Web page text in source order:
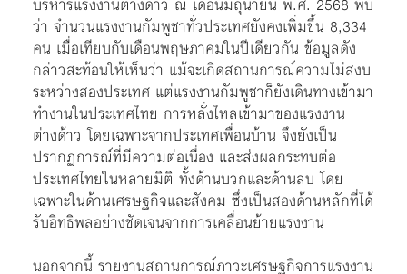
บริหารแรงงานต่างด้าว ณ เดือนมิถุนายน พ.ศ. 2568 พบ
ว่า จำนวนแรงงานกัมพูชาทั่วประเทศยังคงเพิ่มขึ้น 8,334
คน เมื่อเทียบกับเดือนพฤษภาคมในปีเดียวกัน ข้อมูลดัง
กล่าวสะท้อนให้เห็นว่า แม้จะเกิดสถานการณ์ความไม่สงบ
ระหว่างสองประเทศ แต่แรงงานกัมพูชาก็ยังเดินทางเข้ามา
ทำงานในประเทศไทย การหลั่งไหลเข้ามาของแรงงาน
ต่างด้าว โดยเฉพาะจากประเทศเพื่อนบ้าน จึงยังเป็น
ปรากฏการณ์ที่มีความต่อเนื่อง และส่งผลกระทบต่อ
ประเทศไทยในหลายมิติ ทั้งด้านบวกและด้านลบ โดย
เฉพาะในด้านเศรษฐกิจและสังคม ซึ่งเป็นสองด้านหลักที่ได้
รับอิทธิพลอย่างชัดเจนจากการเคลื่อนย้ายแรงงาน
นอกจากนี้ รายงานสถานการณ์ภาวะเศรษฐกิจการแรงงาน